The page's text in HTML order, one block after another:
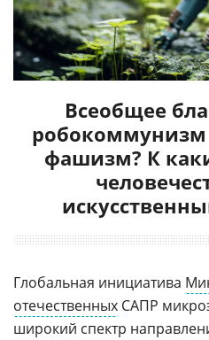
Всеобщее
фашизм? К
Глобальная инициатива
отечественных САПР
широкий спектр